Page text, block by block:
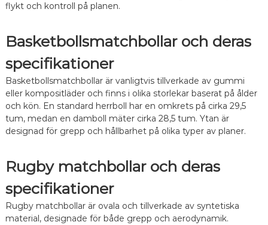
flykt och kontroll på planen.
Basketbollsmatchbollar och deras
specifikationer
Basketbollsmatchbollar är vanligtvis tillverkade av gummi
eller kompositläder och finns i olika storlekar baserat på ålder
och kön. En standard herrboll har en omkrets på cirka 29,5
tum, medan en damboll mäter cirka 28,5 tum. Ytan är
designad för grepp och hållbarhet på olika typer av planer.
Rugby matchbollar och deras
specifikationer
Rugby matchbollar är ovala och tillverkade av syntetiska
material, designade för både grepp och aerodynamik.